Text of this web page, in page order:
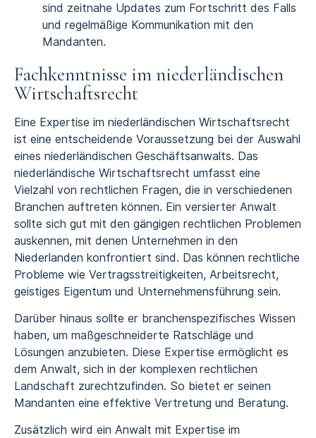
sind zeitnahe Updates zum Fortschritt des Falls
und regelmäßige Kommunikation mit den
Mandanten.
Fachkenntnisse im niederländischen
Wirtschaftsrecht
Eine Expertise im niederländischen Wirtschaftsrecht
ist eine entscheidende Voraussetzung bei der Auswahl
eines niederländischen Geschäftsanwalts. Das
niederländische Wirtschaftsrecht umfasst eine
Vielzahl von rechtlichen Fragen, die in verschiedenen
Branchen auftreten können. Ein versierter Anwalt
sollte sich gut mit den gängigen rechtlichen Problemen
auskennen, mit denen Unternehmen in den
Niederlanden konfrontiert sind. Das können rechtliche
Probleme wie Vertragsstreitigkeiten, Arbeitsrecht,
geistiges Eigentum und Unternehmensführung sein.
Darüber hinaus sollte er branchenspezifisches Wissen
haben, um maßgeschneiderte Ratschläge und
Lösungen anzubieten. Diese Expertise ermöglicht es
dem Anwalt, sich in der komplexen rechtlichen
Landschaft zurechtzufinden. So bietet er seinen
Mandanten eine effektive Vertretung und Beratung.
Zusätzlich wird ein Anwalt mit Expertise im